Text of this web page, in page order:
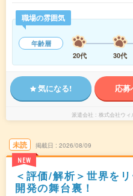
職場の雰囲気
年齢層
20代
30代
気になる! 応
派遣会社 株式会社ウ
未読
NEW
掲載日 2026/08/09
＜評価/解析＞世界を
開発の舞台裏！